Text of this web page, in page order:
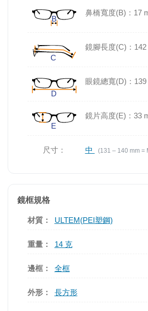
鼻橋寬度(B)：17
鏡腳長度(C)：
眼鏡總寬(D)：
鏡片高度(E)：33
尺寸： 中 (131 – 140 mm =
鏡框規格
材質： ULTEM(PEI塑鋼)
重量： 14 克
邊框： 全框
外形： 長方形